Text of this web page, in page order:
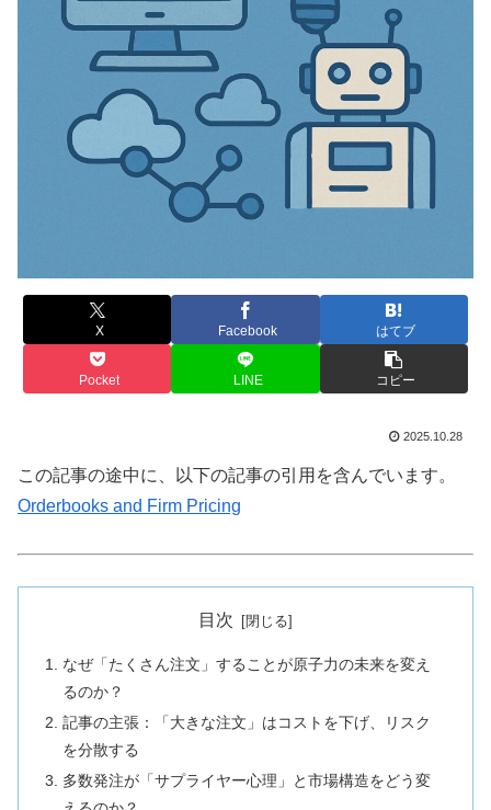
X Facebook はてブ
Pocket LINE コピー
2025.10.28
この記事の途中に、以下の記事の引用を含んでいます。
Orderbooks and Firm Pricing
目次
なぜ「たくさん注文」することが原子力の未来を変え
るのか？
記事の主張：「大きな注文」はコストを下げ、リスク
を分散する
多数発注が「サプライヤー心理」と市場構造をどう変